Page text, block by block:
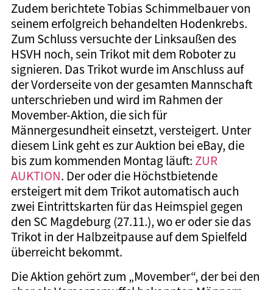
Zudem berichtete Tobias Schimmelbauer von
seinem erfolgreich behandelten Hodenkrebs.
Zum Schluss versuchte der Linksaußen des
HSVH noch, sein Trikot mit dem Roboter zu
signieren. Das Trikot wurde im Anschluss auf
der Vorderseite von der gesamten Mannschaft
unterschrieben und wird im Rahmen der
Movember-Aktion, die sich für
Männergesundheit einsetzt, versteigert. Unter
diesem Link geht es zur Auktion bei eBay, die
bis zum kommenden Montag läuft: ZUR
AUKTION. Der oder die Höchstbietende
ersteigert mit dem Trikot automatisch auch
zwei Eintrittskarten für das Heimspiel gegen
den SC Magdeburg (27.11.), wo er oder sie das
Trikot in der Halbzeitpause auf dem Spielfeld
überreicht bekommt.
Die Aktion gehört zum „Movember“, der bei den